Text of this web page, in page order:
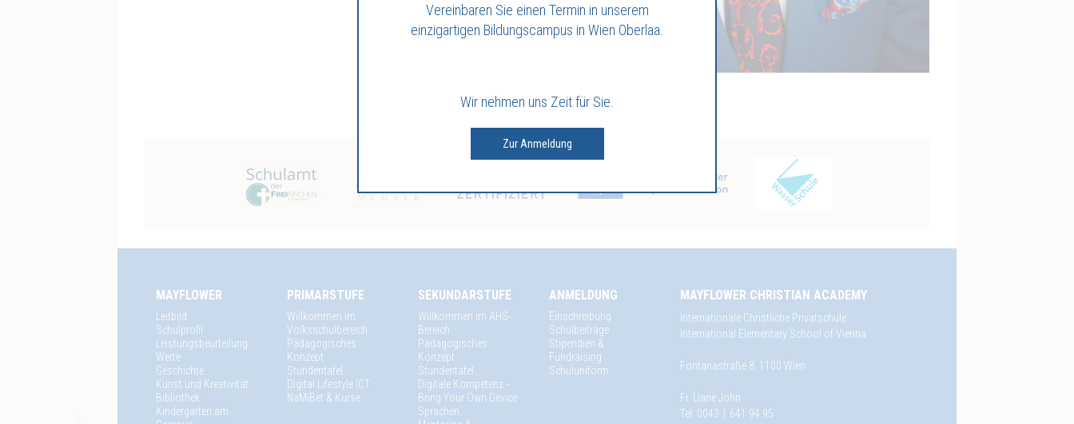
MAYFLOWER
Leitbild
Schulprofil
Leistungsbeurteilung
Werte
Geschichte
Kunst und Kreativität
Bibliothek
Kindergarten am
PRIMARSTUFE
Willkommen im
Volksschulbereich
Pädagogisches
Konzept
Stundentafel
Digital Lifestyle ICT
NaMiBet & Kurse
SEKUNDARSTUFE
Willkommen im AHS-
Bereich
Pädagogisches
Konzept
Stundentafel
Digitale Kompetenz -
Bring Your Own Device
Sprachen
ANMELDUNG
Einschreibung
Schulbeiträge
Stipendien &
Fundraising
Schuluniform
MAYFLOWER CHRISTIAN ACADEMY
Internationale Christliche Privatschule
International Elementary School of Vienna
Fontanastraße 8, 1100 Wien
Fr. Liane John
Tel: 0043 1 641 94 95
Vereinbaren Sie einen Termin in unserem
einzigartigen Bildungscampus in Wien Oberlaa.
Wir nehmen uns Zeit für Sie.
Zur Anmeldung